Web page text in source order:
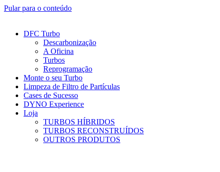
Pular para o conteúdo
DFC Turbo
Descarbonização
A Oficina
Turbos
Reprogramação
Monte o seu Turbo
Limpeza de Filtro de Partículas
Cases de Sucesso
DYNO Experience
Loja
TURBOS HÍBRIDOS
TURBOS RECONSTRUÍDOS
OUTROS PRODUTOS